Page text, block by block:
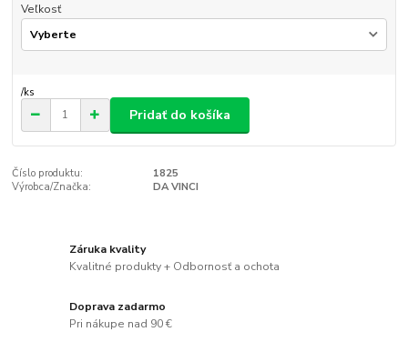
Veľkosť
/ks
Pridať do košíka
Číslo produktu:
1825
Výrobca/Značka:
DA VINCI
Záruka kvality
Kvalitné produkty + Odbornosť a ochota
Doprava zadarmo
Pri nákupe nad 90 €